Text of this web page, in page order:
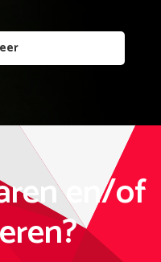
en/of